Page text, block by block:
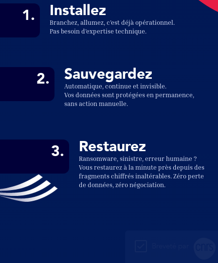
1. Installez
Branchez, allumez, c’est déjà opérationnel.
Pas besoin d’expertise technique.
2. Sauvegardez
Automatique, continue et invisible.
Vos données sont protégées en permanence,
sans action manuelle.
3. Restaurez
Ransomware, sinistre, erreur humaine ?
Vous restaurez à la minute près depuis des
fragments chiffrés inaltérables. Zéro perte
de données, zéro négociation.